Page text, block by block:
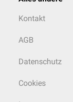
Kontakt
AGB
Datenschutz
Cookies